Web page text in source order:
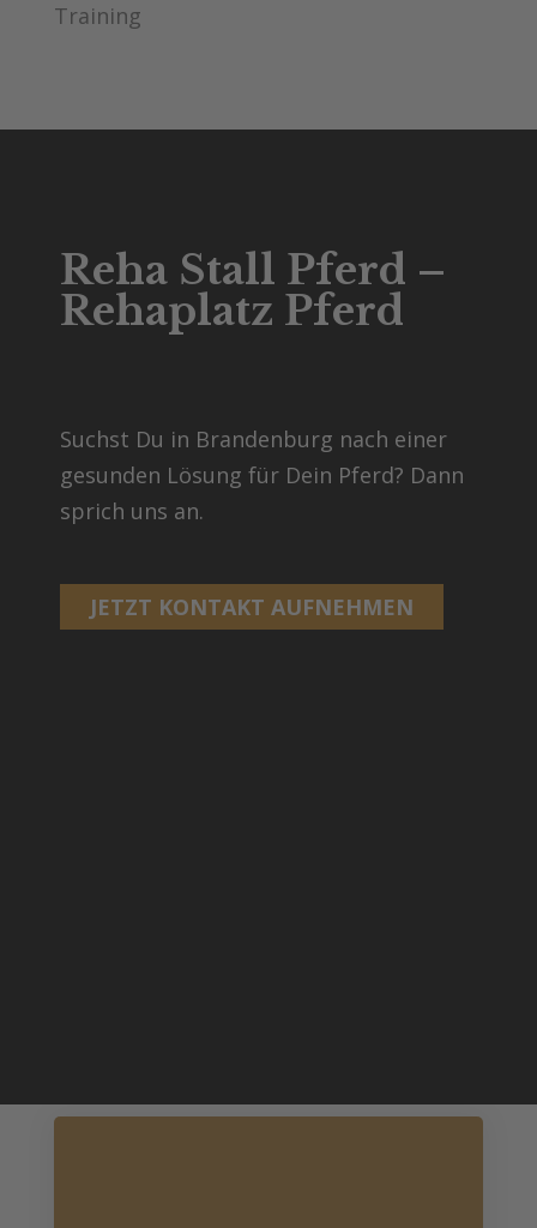
Training
Reha Stall Pferd –
Rehaplatz Pferd
Suchst Du in Brandenburg nach einer
gesunden Lösung für Dein Pferd? Dann
sprich uns an.
JETZT KONTAKT AUFNEHMEN